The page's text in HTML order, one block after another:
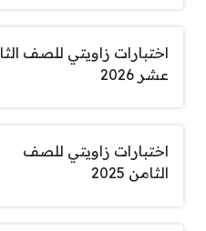
اختبارات زاويتي للصف
عشر 2026
اختبارات زاويتي للصف
الثامن 2025